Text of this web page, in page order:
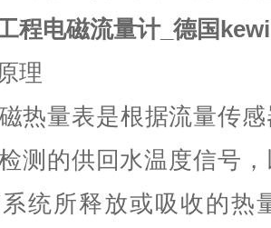
程电磁流量计_德国
理
热量表是根据流量传
测的供回水温度信号
统所释放或吸收的热